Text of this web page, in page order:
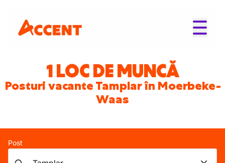
1 LOC DE MUNCĂ
Posturi vacante Tamplar în Moerbeke-
Waas
Post